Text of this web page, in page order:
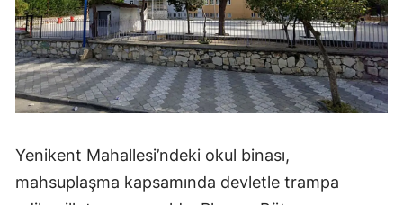
Yenikent Mahallesi’ndeki okul binası,
mahsuplaşma kapsamında devletle trampa